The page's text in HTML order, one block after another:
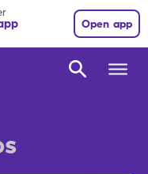
Open app